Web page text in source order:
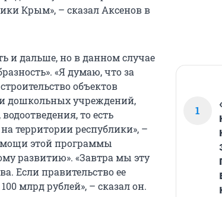
Крым», – сказал Аксенов в
и дальше, но в данном случае
«Я думаю, что за
объектов
дошкольных учреждений,
то есть
территории республики», –
этой программы
развитию». «Завтра мы эту
Если правительство ее
млрд рублей», – сказал он.
1